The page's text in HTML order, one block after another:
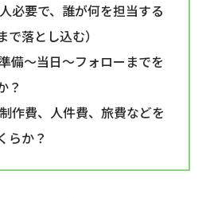
必要で、誰が何を担当する
落とし込む）
備〜当日〜フォローまでを
？
作費、人件費、旅費などを
らか？